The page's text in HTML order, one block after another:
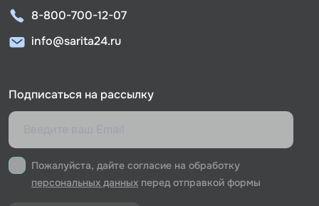
8-800-700-12-07
info@sarita24.ru
Подписаться на рассылку
Пожалуйста, дайте согласие на обработку
персональных данных перед отправкой формы